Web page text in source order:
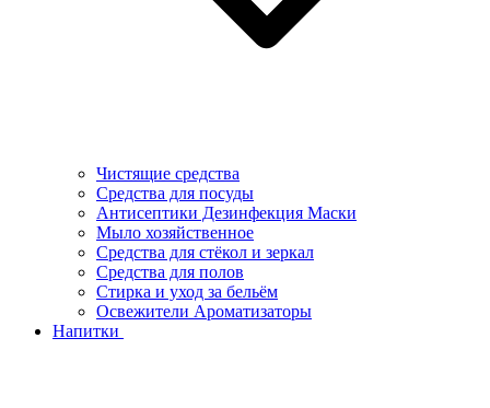
Чистящие средства
Средства для посуды
Антисептики Дезинфекция Маски
Мыло хозяйственное
Средства для стёкол и зеркал
Средства для полов
Стирка и уход за бельём
Освежители Ароматизаторы
Напитки